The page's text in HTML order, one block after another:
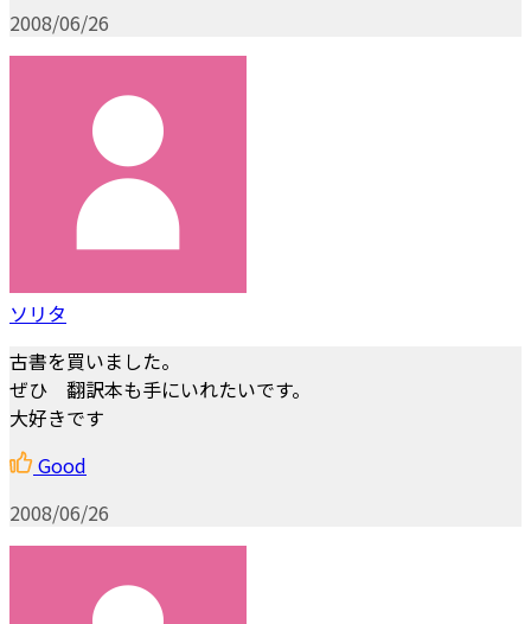
2008/06/26
ソリタ
古書を買いました。
ぜひ 翻訳本も手にいれたいです。
大好きです
Good
2008/06/26